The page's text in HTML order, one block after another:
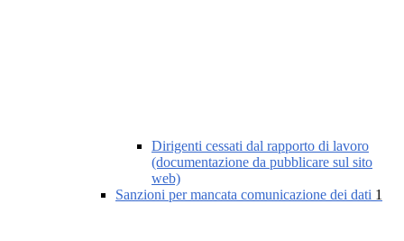
Dirigenti cessati dal rapporto di lavoro
(documentazione da pubblicare sul sito
web)
Sanzioni per mancata comunicazione dei dati 1